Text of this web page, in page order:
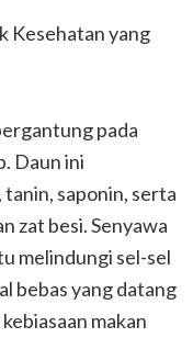
pada
Daun ini
saponin, serta
zat besi. Senyawa
melindungi sel-sel
bebas yang datang
makan